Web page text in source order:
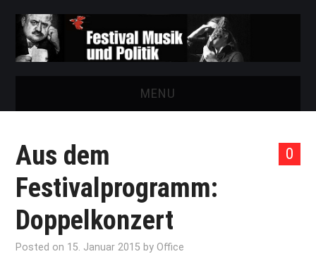
MENU
FESTIVAL
NEWS
VEREIN
0
Aus dem
Festivalprogramm:
Doppelkonzert
Posted on 15. Januar 2015 byOffice